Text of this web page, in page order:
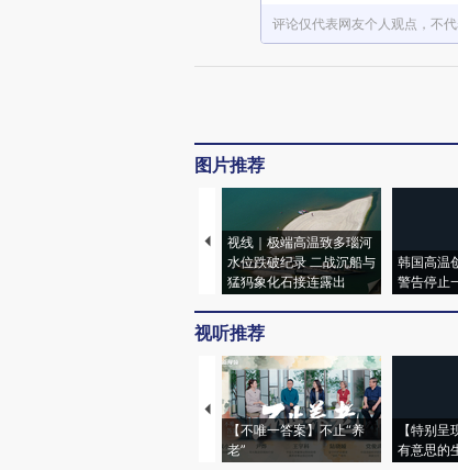
评论仅代表网友个人观点，不
图片推荐
视线｜极端高温致多瑙河
水位跌破纪录 二战沉船与
猛犸象化石接连露出
韩国高温
警告停止
视听推荐
【不唯一答案】不止“养
老”
【特别
有意思的